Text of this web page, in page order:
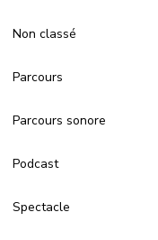
Non classé
Parcours
Parcours sonore
Podcast
Spectacle